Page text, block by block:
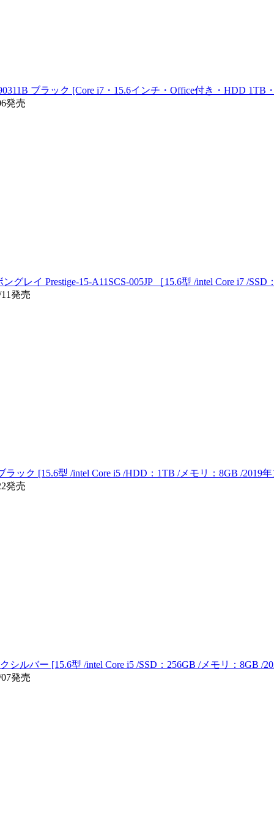
ブラック [Core i7・15.6インチ・Office付き・HDD 1TB
発売
グレイ Prestige-15-A11SCS-005JP ［15.6型 /intel Core i7 /
発売
ラック [15.6型 /intel Core i5 /HDD：1TB /メモリ：8GB /2019
発売
シルバー [15.6型 /intel Core i5 /SSD：256GB /メモリ：8GB /
発売